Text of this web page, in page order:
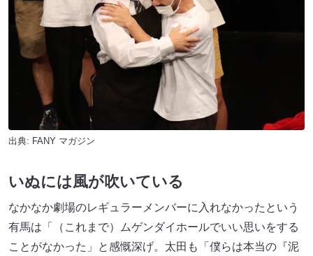
出典: FANY マガジン
いぬには風が吹いている
なかなか劇場のレギュラーメンバーに入れなかったという
有馬は「（これまで）ムゲンダイホールでいい思いをする
ことがなかった」と感慨深げ。太田も「僕らは本当の『泥